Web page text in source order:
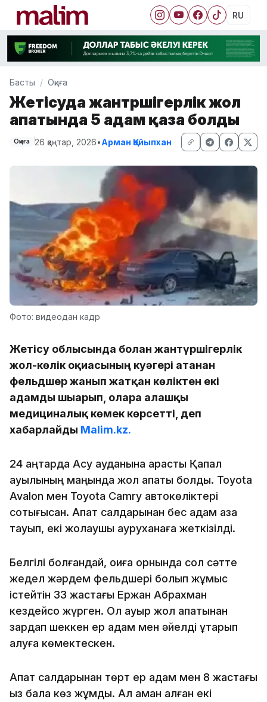
RU
Басты Оқиға
Жетісуда жантүршігерлік жол
апатында 5 адам қаза болды
Оқиға 26 қаңтар, 2026•Арман Қайыпхан
Фото: видеодан кадр
Жетісу облысында болған жантүршігерлік
жол-көлік оқиғасының куәгері атанған
фельдшер жанып жатқан көліктен екі
адамды шығарып, оларға алғашқы
медициналық көмек көрсетті, деп
хабарлайды Malim.kz.
24 қаңтарда Ақсу ауданына қарасты Қапал
ауылының маңында жол апаты болды. Toyota
Avalon мен Toyota Camry автокөліктері
соқтығысқан. Апат салдарынан бес адам қаза
тауып, екі жолаушы ауруханаға жеткізілді.
Белгілі болғандай, оқиға орнында сол сәтте
жедел жәрдем фельдшері болып жұмыс
істейтін 33 жастағы Ержан Абрахман
кездейсоқ жүрген. Ол ауыр жол апатынан
зардап шеккен ер адам мен әйелді құтқарып
қалуға көмектескен.
Апат салдарынан төрт ер адам мен 8 жастағы
қыз бала көз жұмды. Ал аман қалған екі